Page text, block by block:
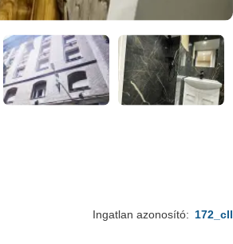
Ingatlan azonosító: 172_cll